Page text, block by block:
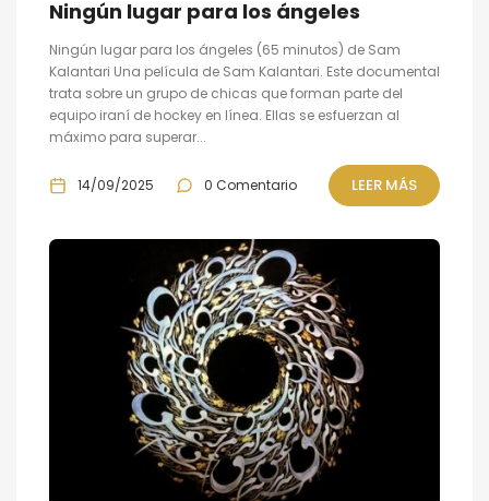
Ningún lugar para los ángeles
Ningún lugar para los ángeles (65 minutos) de Sam
Kalantari Una película de Sam Kalantari. Este documental
trata sobre un grupo de chicas que forman parte del
equipo iraní de hockey en línea. Ellas se esfuerzan al
máximo para superar...
14/09/2025 0 Comentario LEER MÁS